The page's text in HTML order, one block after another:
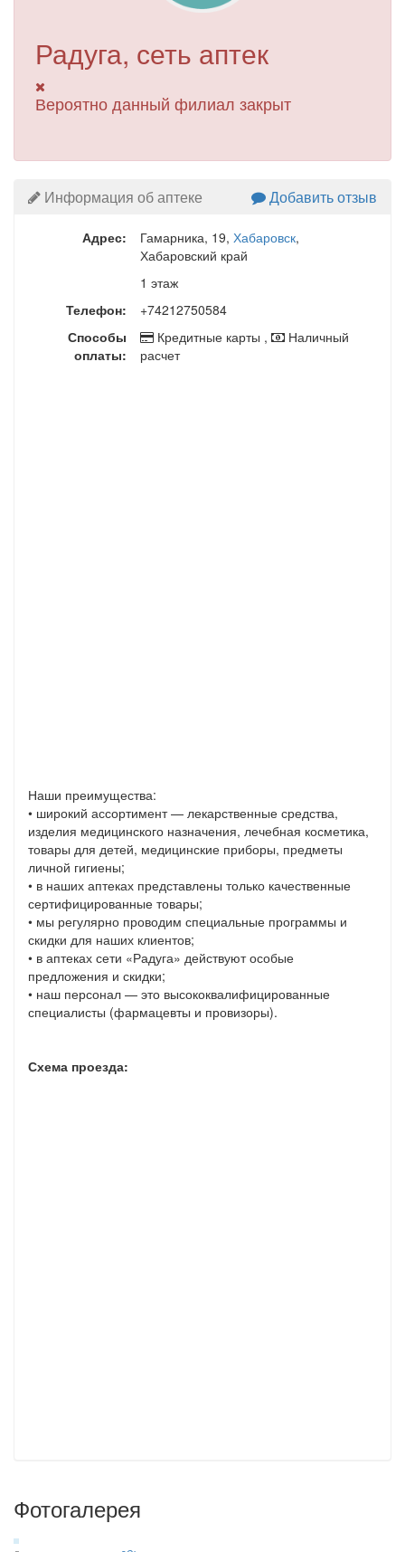
Радуга, сеть аптек
Вероятно данный филиал закрыт
Информация об аптеке Добавить отзыв
Адрес: Гамарника, 19, Хабаровск,
Хабаровский край
1 этаж
Телефон:
+74212750584
Способы
оплаты:
Кредитные карты ,
Наличный
расчет
Наши преимущества:
• широкий ассортимент — лекарственные средства,
изделия медицинского назначения, лечебная косметика,
товары для детей, медицинские приборы, предметы
личной гигиены;
• в наших аптеках представлены только качественные
сертифицированные товары;
• мы регулярно проводим специальные программы и
скидки для наших клиентов;
• в аптеках сети «Радуга» действуют особые
предложения и скидки;
• наш персонал — это высококвалифицированные
специалисты (фармацевты и провизоры).
Схема проезда:
Фотогалерея